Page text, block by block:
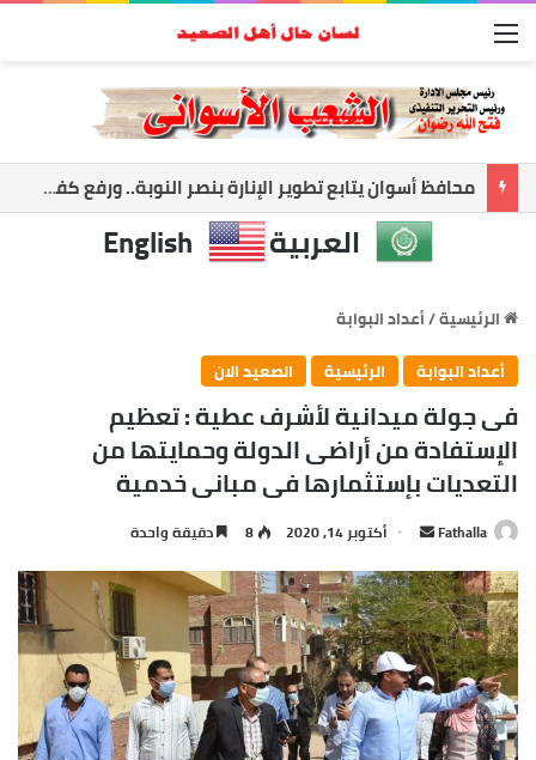
القائمة
أسوان تعزز الشراكة الأمنية.. المحافظ ومدير الأمن يبحثان ملفات الأمن والتنميه
العربية English
الرئيسية/أعداد البوابة
أعداد البوابة
الرئيسية الصعيد الان
فى جولة ميدانية لأشرف عطية : تعظيم
الإستفادة من أراضى الدولة وحمايتها من
التعديات بإستثمارها فى مبانى خدمية
Fathalla
أرسل
إلكترونيا
أكتوبر 14, 2020 8 دقيقة واحدة